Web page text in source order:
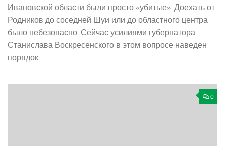
Ивановской области были просто «убитые». Доехать от
Родников до соседней Шуи или до областного центра
было небезопасно. Сейчас усилиями губернатора
Станислава Воскресенского в этом вопросе наведен
порядок....
0